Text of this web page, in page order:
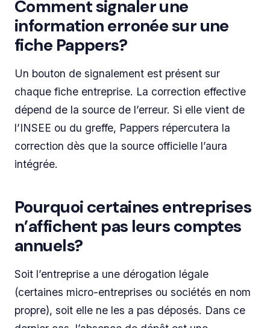
Comment signaler une
information erronée sur une
fiche Pappers?
Un bouton de signalement est présent sur
chaque fiche entreprise. La correction effective
dépend de la source de l’erreur. Si elle vient de
l’INSEE ou du greffe, Pappers répercutera la
correction dès que la source officielle l’aura
intégrée.
Pourquoi certaines entreprises
n’affichent pas leurs comptes
annuels?
Soit l’entreprise a une dérogation légale
(certaines micro-entreprises ou sociétés en nom
propre), soit elle ne les a pas déposés. Dans ce